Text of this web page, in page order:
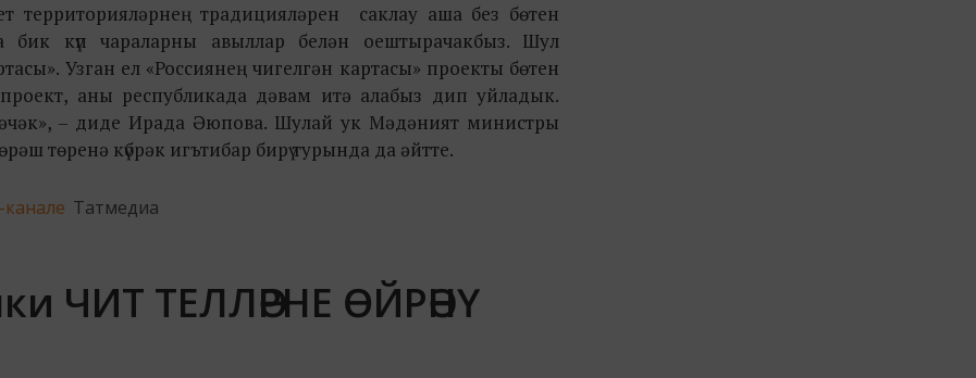
территорияләрнең традицияләрен саклау аша без бөтен
бик күп чараларны авыллар белән оештырачакбыз. Шул
Узган ел «Россиянең чигелгән картасы» проекты бөтен
аны республикада дәвам итә алабыз дип уйладык.
– диде Ирада Әюпова. Шулай ук Мәдәният министры
төренә күбрәк игътибар бирү турында да әйтте.
Татмедиа
ЧИТ ТЕЛЛӘРНЕ ӨЙРӘНҮ